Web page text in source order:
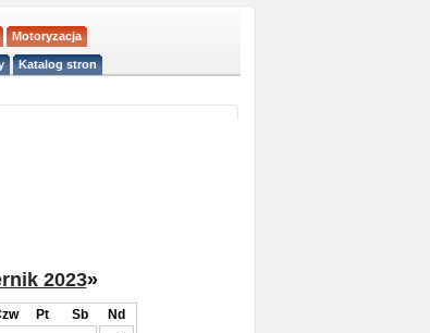
Motoryzacja
Katalog stron
2023»
Pt Sb
Nd